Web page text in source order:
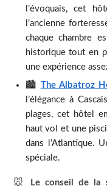
l’évoquais, cet
l’ancienne
chaque chambre
historique tout en
une expérience
🏙️ The Albatroz
l’élégance à
plages, cet hôtel
haut vol et une
dans l’Atlantique.
spéciale.
🐭 Le conseil de la